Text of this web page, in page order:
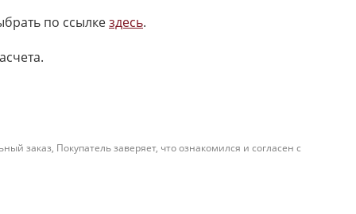
по ссылкездесь.
заказ, Покупатель заверяет, что ознакомился и согласен с